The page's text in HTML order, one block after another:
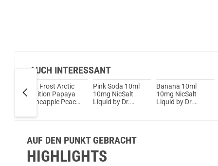
AUCH INTERESSANT
Dr. Frost Arctic
Edition Papaya
Pineapple Peach
Pink Soda 10ml
10mg NicSalt
Liquid by Dr.
Banana 10ml
10mg NicSalt
Liquid by Dr.
AUF DEN PUNKT GEBRACHT
HIGHLIGHTS